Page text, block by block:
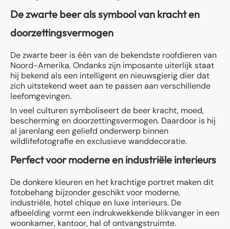
De zwarte beer als symbool van kracht en
doorzettingsvermogen
De zwarte beer is één van de bekendste roofdieren van
Noord-Amerika. Ondanks zijn imposante uiterlijk staat
hij bekend als een intelligent en nieuwsgierig dier dat
zich uitstekend weet aan te passen aan verschillende
leefomgevingen.
In veel culturen symboliseert de beer kracht, moed,
bescherming en doorzettingsvermogen. Daardoor is hij
al jarenlang een geliefd onderwerp binnen
wildlifefotografie en exclusieve wanddecoratie.
Perfect voor moderne en industriële interieurs
De donkere kleuren en het krachtige portret maken dit
fotobehang bijzonder geschikt voor moderne,
industriële, hotel chique en luxe interieurs. De
afbeelding vormt een indrukwekkende blikvanger in een
woonkamer, kantoor, hal of ontvangstruimte.